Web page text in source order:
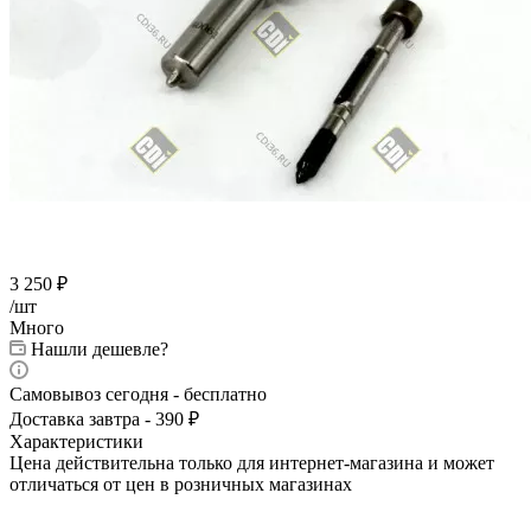
3 250 ₽
/шт
Много
Нашли дешевле?
Самовывоз сегодня - бесплатно
Доставка завтра - 390 ₽
Характеристики
Цена действительна только для интернет-магазина и может
отличаться от цен в розничных магазинах